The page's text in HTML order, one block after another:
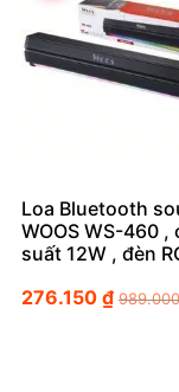
Loa Bluetooth
WOOS WS-460 ,
suất 12W , đèn
276.150 ₫